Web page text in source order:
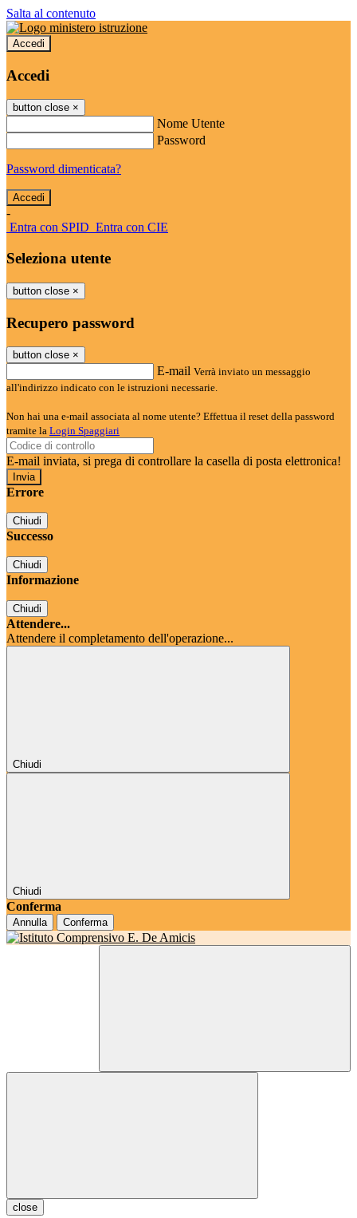
Salta al contenuto
Accedi
Accedi
button close ×
Nome Utente
Password
Password dimenticata?
-
Entra con SPID Entra con CIE
Seleziona utente
button close ×
Recupero password
button close ×
E-mail Verrà inviato un messaggio
all'indirizzo indicato con le istruzioni necessarie.
Non hai una e-mail associata al nome utente? Effettua il reset della password
tramite la Login Spaggiari
E-mail inviata, si prega di controllare la casella di posta elettronica!
Errore
Chiudi
Successo
Chiudi
Informazione
Chiudi
Attendere...
Attendere il completamento dell'operazione...
Chiudi
Chiudi
Conferma
Annulla Conferma
close